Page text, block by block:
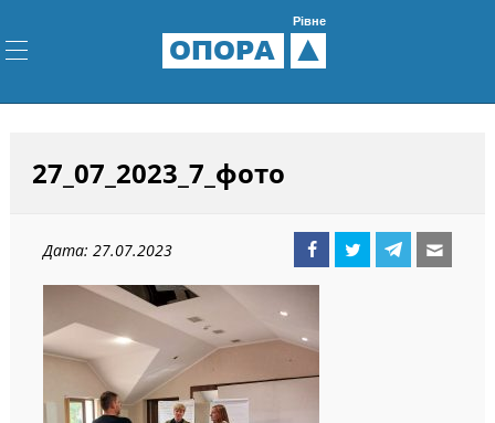
ОПОРА
Рівне
27_07_2023_7_фото
Дата: 27.07.2023